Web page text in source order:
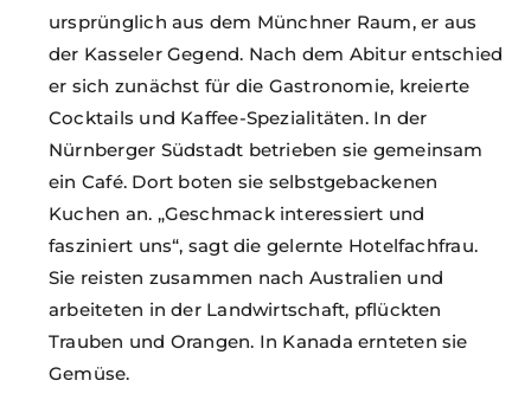
ursprünglich aus dem Münchner Raum, er aus
der Kasseler Gegend. Nach dem Abitur entschied
er sich zunächst für die Gastronomie, kreierte
Cocktails und Kaffee-Spezialitäten. In der
Nürnberger Südstadt betrieben sie gemeinsam
ein Café. Dort boten sie selbstgebackenen
Kuchen an. „Geschmack interessiert und
fasziniert uns“, sagt die gelernte Hotelfachfrau.
Sie reisten zusammen nach Australien und
arbeiteten in der Landwirtschaft, pflückten
Trauben und Orangen. In Kanada ernteten sie
Gemüse.